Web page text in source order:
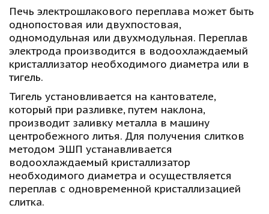
Печь электрошлакового переплава может быть
однопостовая или двухпостовая,
одномодульная или двухмодульная. Переплав
электрода производится в водоохлаждаемый
кристаллизатор необходимого диаметра или в
тигель.
Тигель установливается на кантователе,
который при разливке, путем наклона,
производит заливку металла в машину
центробежного литья. Для получения слитков
методом ЭШП устанавливается
водоохлаждаемый кристаллизатор
необходимого диаметра и осуществляется
переплав с одновременной кристаллизацией
слитка.